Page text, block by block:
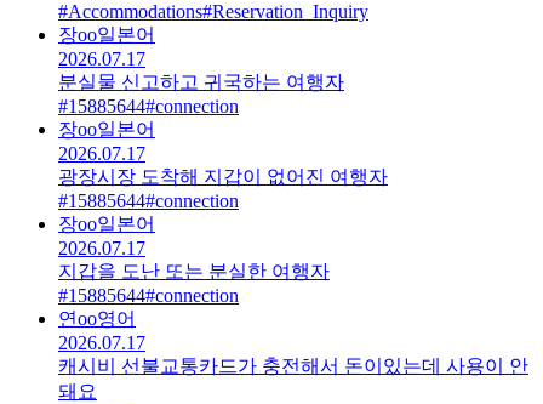
#Accommodations#Reservation_Inquiry
장oo일본어
2026.07.17
분실물 신고하고 귀국하는 여행자
#15885644#connection
장oo일본어
2026.07.17
광장시장 도착해 지갑이 없어진 여행자
#15885644#connection
장oo일본어
2026.07.17
지갑을 도난 또는 분실한 여행자
#15885644#connection
연oo영어
2026.07.17
캐시비 선불교통카드가 충전해서 돈이있는데 사용이 안
돼요